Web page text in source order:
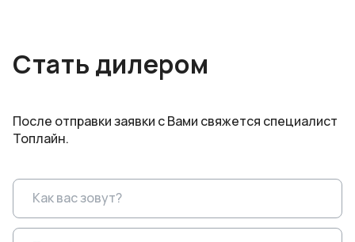
Стать дилером
После отправки заявки с Вами свяжется специалист
Топлайн.